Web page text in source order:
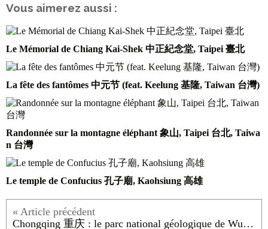
Vous aimerez aussi :
Le Mémorial de Chiang Kai-Shek 中正紀念堂, Taipei 臺北
La fête des fantômes 中元节 (feat. Keelung 基隆, Taiwan 台灣)
Randonnée sur la montagne éléphant 象山, Taipei 台北, Taiwa
n 台灣
Le temple de Confucius 孔子廟, Kaohsiung 高雄
Chongqing 重庆 : le parc national géologique de Wulong 武隆国家地质公园 (Wulong Karst 武隆喀斯特)